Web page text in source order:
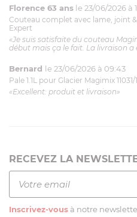
Florence 63 ans le 23/06/2026 à
Couteau complet avec lame, joint
Expert
«Je suis satisfaite du couteau
début mais ça le fait. La livraison a
Bernard le 23/06/2026 à 09:43
Pale 1.1L pour Glacier Magimix 11031/
«Excellent: produit et livraison»
RECEVEZ LA
Inscrivez-vous à notre